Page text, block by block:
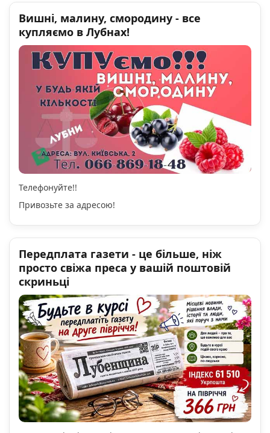
Вишні, малину, смородину - все
купляємо в Лубнах!
Телефонуйте!!
Привозьте за адресою!
Передплата газети - це більше, ніж
просто свіжа преса у вашій поштовій
скриньці